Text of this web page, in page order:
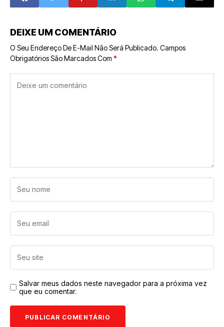
DEIXE UM COMENTÁRIO
O Seu Endereço De E-Mail Não Será Publicado. Campos
Obrigatórios São Marcados Com *
Salvar meus dados neste navegador para a próxima vez
que eu comentar.